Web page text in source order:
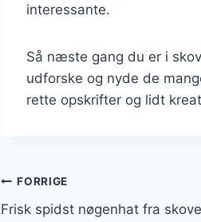
interessante.
Så næste gang du er i
udforske og nyde de
rette opskrifter og lidt
Indlægsnavigation
FORRIGE
Frisk spidst nøgenhat fra